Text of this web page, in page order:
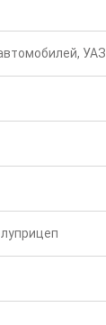
УАЗ